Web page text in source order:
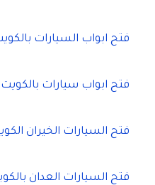
فتح ابواب السيارات
فتح ابواب سيارات بالكويت
فتح السيارات الخيران
فتح السيارات العدان